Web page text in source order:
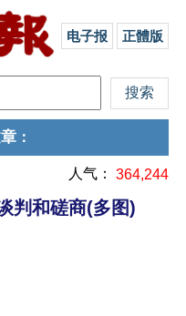
电子报 正體版
：
人气： 364,244
判和磋商(多图)